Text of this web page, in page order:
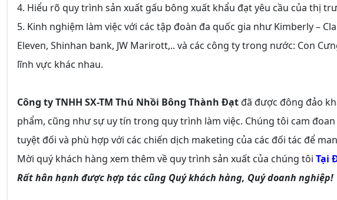
4. Hiểu rõ quy trình sản xuất gấu bông xuất khẩu đạt yêu cầu của thị
5. Kinh nghiệm làm việc với các tập đoàn đa quốc gia như Kimberly –
Eleven, Shinhan bank, JW Marirott,.. và các công ty trong nước: Con
lĩnh vực khác nhau.
Công ty TNHH SX-TM Thú Nhồi Bông Thành Đạtđã được đông đảo
phẩm, cũng như sự uy tín trong quy trình làm việc. Chúng tôi cam
tuyệt đối và phù hợp với các chiến dịch maketing của các đối tác để
Mời quý khách hàng xem thêm về quy trình sản xuất của chúng tôi Tại
Rất hân hạnh được hợp tác cũng Quý khách hàng, Quý doanh nghiệp!